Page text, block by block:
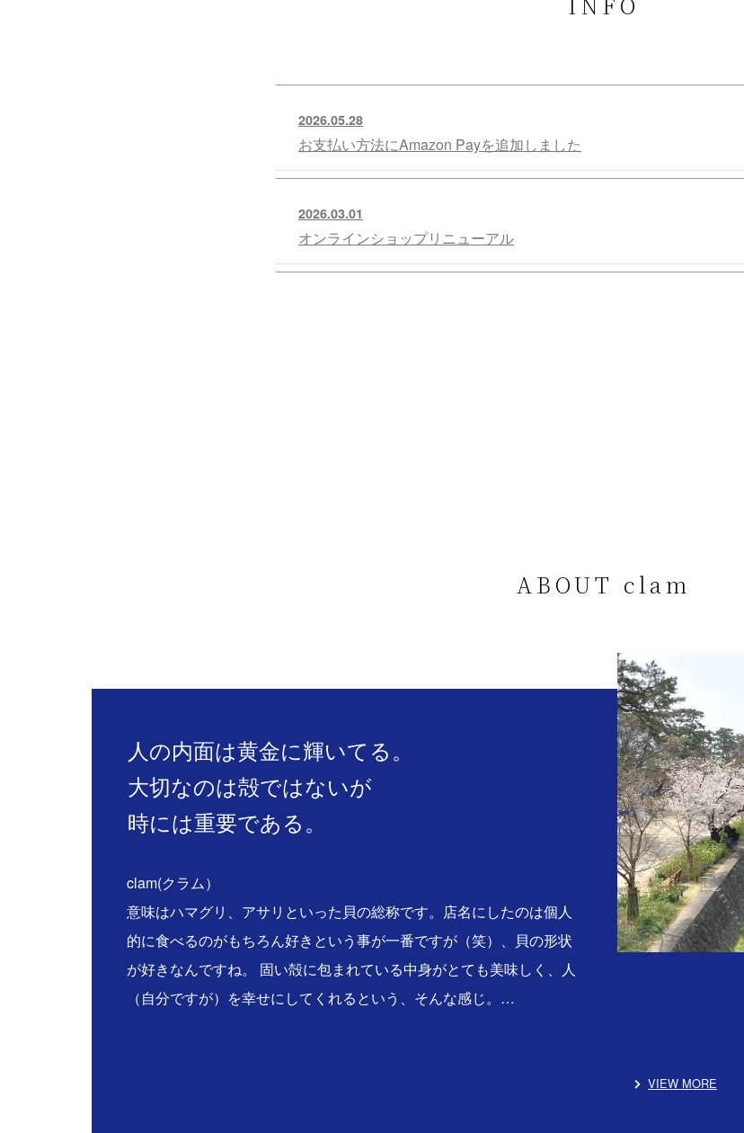
2026.05.28
お支払い方法にAmazon Payを追加しました
2026.03.01
オンラインショップリニューアル
ABOUT clam
人の内面は黄金に輝いてる。
大切なのは殻ではないが
時には重要である。
clam(クラム）
意味はハマグリ、アサリといった貝の総称です。店名にしたのは個人
的に食べるのがもちろん好きという事が一番ですが（笑）、貝の形状
が好きなんですね。 固い殻に包まれている中身がとても美味しく、人
（自分ですが）を幸せにしてくれるという、そんな感じ。…
VIEW MORE